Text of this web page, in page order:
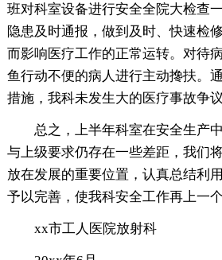
班对科室设备进行安全全院大检查
隐患及时通报，做到及时、快速检
而影响医疗工作的正常运转。对待
鱼行动不便的病人进行主动搀扶。
措施，我科未发生大的医疗事故争
总之，上半年科室在安全生产
与上级要求仍存在一些差距，我们
放在发展的重要位置，认真总结利
予以完善，使我科安全工作再上一个
xx市工人医院放射科